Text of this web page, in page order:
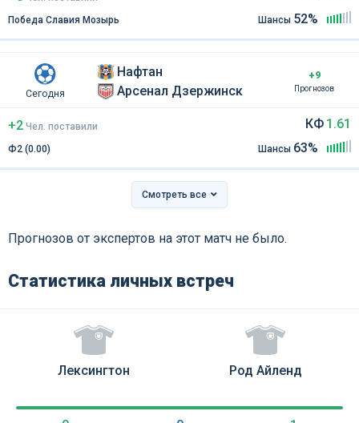
Победа Славия Мозырь
Шансы 52%
Сегодня
Нафтан
Арсенал Дзержинск
+9
Прогнозов
+2 Чел поставили
Ф2 (0.00)
КФ 1.61
Шансы 63%
Смотреть все
Прогнозов от экспертов на этот матч не было.
Статистика личных встреч
Лексингтон Род Айленд